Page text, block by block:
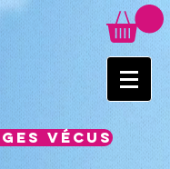
vécus